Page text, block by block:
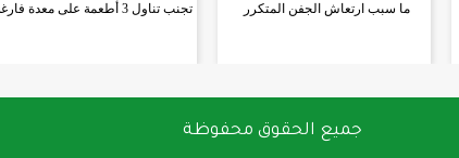
ما سبب ارتعاش الجفن المتكرر تجنب تناول 3 أطعمة على معدة فارغة
جميع الحقوق محفوظة